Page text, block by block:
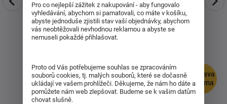
doprava
zdarma
Pro co nejlepší zážitek z nakupování - aby fungovalo
vyhledávání, abychom si pamatovali, co máte v košíku,
abyste jednoduše zjistili stav vaší objednávky, abychom
vás neobtěžovali nevhodnou reklamou a abyste se
nemuseli pokaždé přihlašovat.
Proto od Vás potřebujeme souhlas se zpracováním
souborů cookies, tj. malých souborů, které se dočasně
ukládají ve vašem prohlížeči. Děkujeme, že nám ho dáte a
pomůžete nám web zlepšovat. Budeme se k vašim datům
chovat slušně.